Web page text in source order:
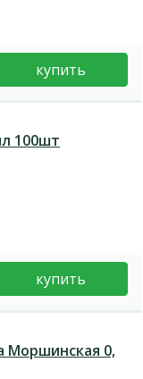
купить
100шт
купить
Моршинская 0,